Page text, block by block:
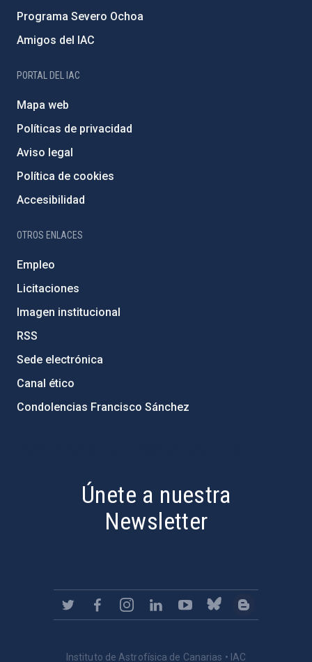
Programa Severo Ochoa
Amigos del IAC
PORTAL DEL IAC
Mapa web
Políticas de privacidad
Aviso legal
Política de cookies
Accesibilidad
OTROS ENLACES
Empleo
Licitaciones
Imagen institucional
RSS
Sede electrónica
Canal ético
Condolencias Francisco Sánchez
Únete a nuestra
Newsletter
Instituto de Astrofísica de Canarias • IAC